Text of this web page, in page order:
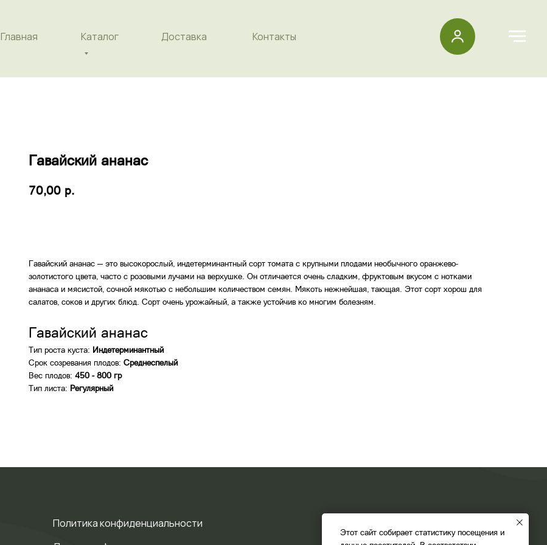
Главная Каталог Доставка Контакты
Этот сайт собирает статистику посещения и
Гавайский ананас
70,00 р.
Гавайский ананас — это высокорослый, индетерминантный сорт томата с крупными плодами необычного оранжево-
золотистого цвета, часто с розовыми лучами на верхушке. Он отличается очень сладким, фруктовым вкусом с нотками
ананаса и мясистой, сочной мякотью с небольшим количеством семян. Мякоть нежнейшая, тающая. Этот сорт хорош для
салатов, соков и других блюд. Сорт очень урожайный, а также устойчив ко многим болезням.
Гавайский ананас
Тип роста куста: Индетерминантный
Срок созревания плодов: Среднеспелый
Вес плодов: 450 - 800 гр
Тип листа: Регулярный
Политика конфиденциальности